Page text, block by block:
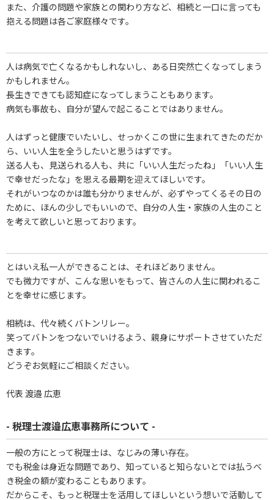
また、介護の問題や家族との関わり方など、相続と一口に言っても
抱える問題は各ご家庭様々です。
人は病気で亡くなるかもしれないし、ある日突然亡くなってしまう
かもしれません。
長生きできても認知症になってしまうこともあります。
病気も事故も、自分が望んで起こることではありません。
人はずっと健康でいたいし、せっかくこの世に生まれてきたのだか
ら、いい人生を全うしたいと思うはずです。
送る人も、見送られる人も、共に「いい人生だったね」「いい人生
で幸せだったな」を思える最期を迎えてほしいです。
それがいつなのかは誰も分かりませんが、必ずやってくるその日の
ために、ほんの少しでもいいので、自分の人生・家族の人生のこと
を考えて欲しいと思っております。
とはいえ私一人ができることは、それほどありません。
でも微力ですが、こんな思いをもって、皆さんの人生に関われるこ
とを幸せに感じます。
相続は、代々続くバトンリレー。
笑ってバトンをつないでいけるよう、親身にサポートさせていただ
きます。
どうぞお気軽にご相談ください。
代表 渡邉 広恵
- 税理士渡邉広恵事務所について -
一般の方にとって税理士は、なじみの薄い存在。
でも税金は身近な問題であり、知っていると知らないとでは払うべ
き税金の額が変わることもあります。
だからこそ、もっと税理士を活用してほしいという想いで活動して